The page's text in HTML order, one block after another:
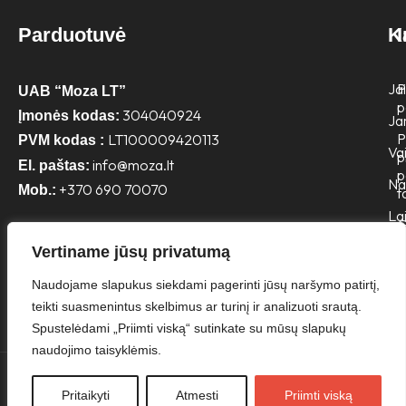
Vertiname jūsų privatumą
Naudojame slapukus siekdami pagerinti jūsų naršymo patirtį,
teikti suasmenintus skelbimus ar turinį ir analizuoti srautą.
Spustelėdami „Priimti viską“ sutinkate su mūsų slapukų
naudojimo taisyklėmis.
Pritaikyti Atmesti Priimti viską
Parduotuvė
UAB “Moza LT”
Įmonės kodas: 304040924
PVM kodas : LT100009420113
El. paštas: info@moza.lt
Mob.: +370 690 70070
Jai